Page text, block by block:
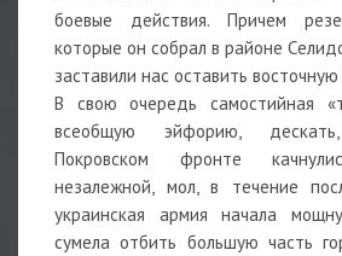
боевые действия. Причем
которые он собрал в районе
заставили нас оставить
В свою очередь самостийная
всеобщую эйфорию,
Покровском фронте
незалежной, мол, в течение
украинская армия начала
сумела отбить большую часть